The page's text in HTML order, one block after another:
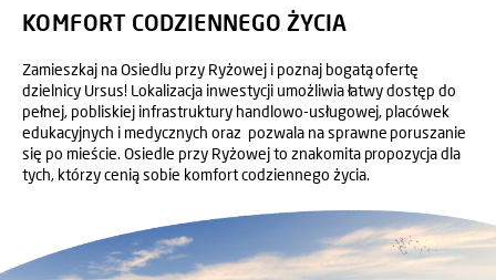
KOMFORT CODZIENNEGO ŻYCIA
Zamieszkaj na Osiedlu przy Ryżowej i poznaj bogatą ofertę
dzielnicy Ursus! Lokalizacja inwestycji umożliwia łatwy dostęp do
pełnej, pobliskiej infrastruktury handlowo-usługowej, placówek
edukacyjnych i medycznych oraz pozwala na sprawne poruszanie
się po mieście. Osiedle przy Ryżowej to znakomita propozycja dla
tych, którzy cenią sobie komfort codziennego życia.